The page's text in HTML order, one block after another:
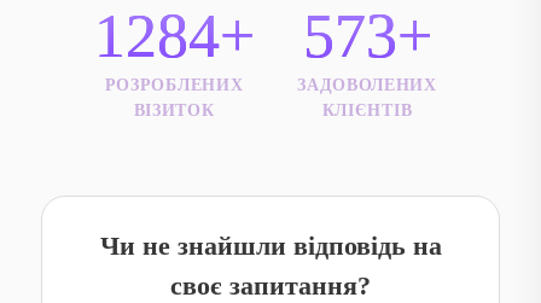
1284+
РОЗРОБЛЕНИХ
ВІЗИТОК
573+
ЗАДОВОЛЕНИХ
КЛІЄНТІВ
Чи не знайшли відповідь на
своє запитання?